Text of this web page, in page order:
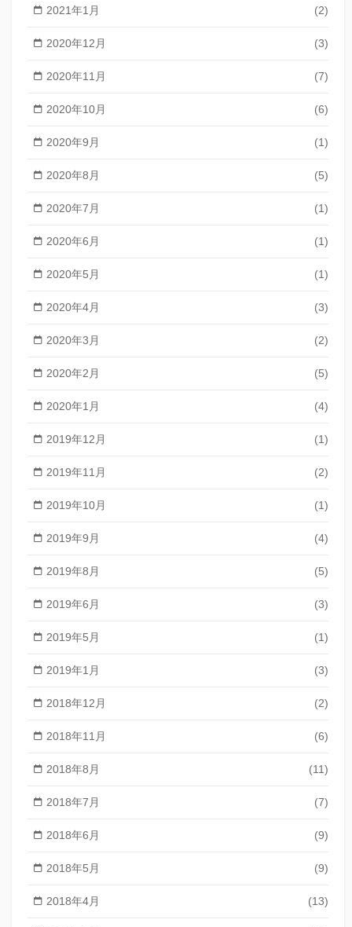
2021年1月 (2)
2020年12月 (3)
2020年11月 (7)
2020年10月 (6)
2020年9月 (1)
2020年8月 (5)
2020年7月 (1)
2020年6月 (1)
2020年5月 (1)
2020年4月 (3)
2020年3月 (2)
2020年2月 (5)
2020年1月 (4)
2019年12月 (1)
2019年11月 (2)
2019年10月 (1)
2019年9月 (4)
2019年8月 (5)
2019年6月 (3)
2019年5月 (1)
2019年1月 (3)
2018年12月 (2)
2018年11月 (6)
2018年8月 (11)
2018年7月 (7)
2018年6月 (9)
2018年5月 (9)
2018年4月 (13)